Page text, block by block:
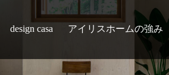
design casa アイリスホームの強み